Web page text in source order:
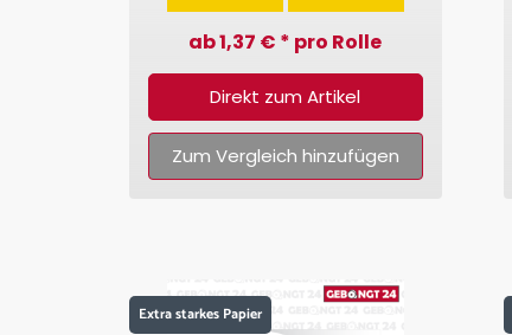
ab 1,37 € * pro Rolle
Direkt zum Artikel
Zum Vergleich hinzufügen
Extra starkes Papier